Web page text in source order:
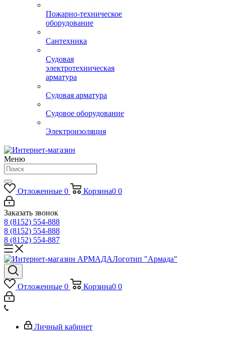
Пожарно-техническое
оборудование
Сантехника
Судовая
электротехническая
арматура
Судовая арматура
Судовое оборудование
Электроизоляция
Меню
Отложенные 0 Корзина0 0
Заказать звонок
8 (8152) 554-888
8 (8152) 554-888
8 (8152) 554-887
Логотип "Армада"
Отложенные 0 Корзина0 0
Личный кабинет